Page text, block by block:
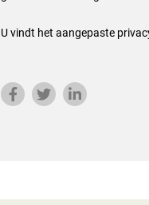
U vindt het aangepaste